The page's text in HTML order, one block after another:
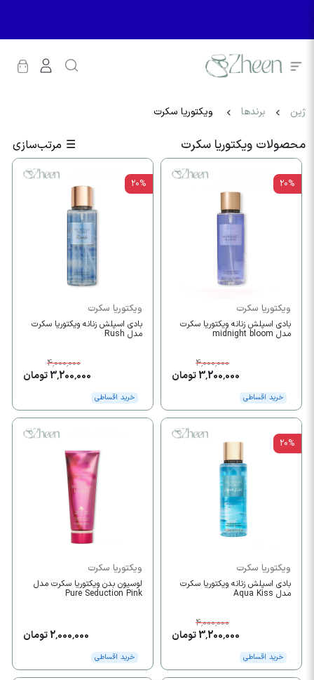
ژین برندها ویکتوریا سکرت
محصولات ویکتوریا سکرت ☰ مرتب‌سازی
20%
ویکتوریا سکرت
بادی اسپلش زنانه ویکتوریا سکرت
مدل midnight bloom
4,000,000
3,200,000 تومان
خرید اقساطی
20%
ویکتوریا سکرت
بادی اسپلش زنانه ویکتوریا سکرت
مدل Rush
4,000,000
3,200,000 تومان
خرید اقساطی
20%
ویکتوریا سکرت
بادی اسپلش زنانه ویکتوریا سکرت
مدل Aqua Kiss
4,000,000
3,200,000 تومان
خرید اقساطی
ویکتوریا سکرت
لوسیون بدن ویکتوریا سکرت مدل
Pure Seduction Pink
2,000,000 تومان
خرید اقساطی